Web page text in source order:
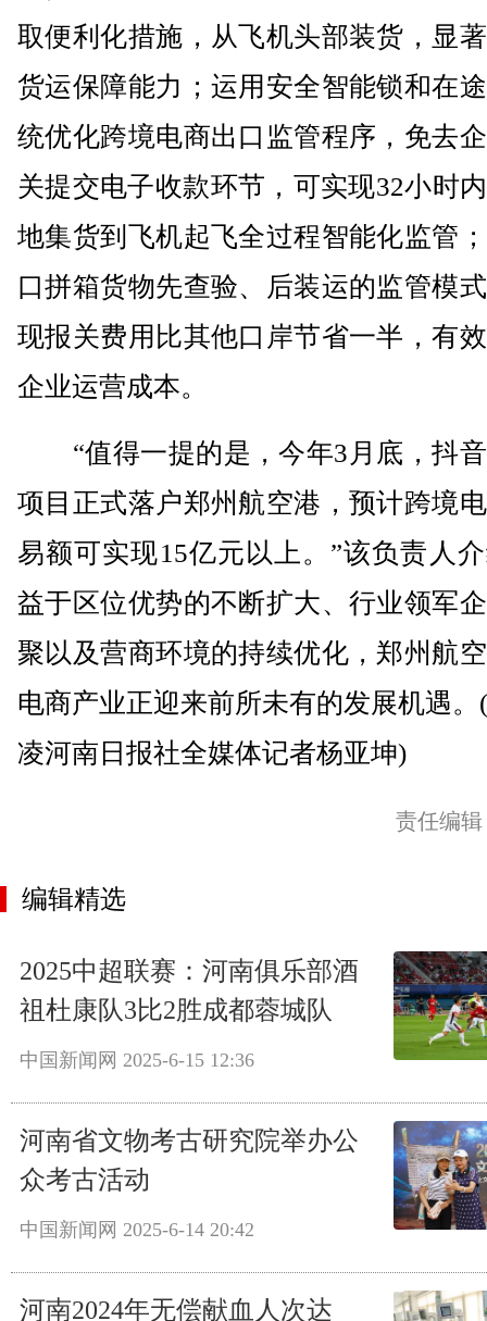
取便利化措施，从飞机头部装货，显
货运保障能力；运用安全智能锁和在
统优化跨境电商出口监管程序，免去
关提交电子收款环节，可实现32小时
地集货到飞机起飞全过程智能化监管
口拼箱货物先查验、后装运的监管模
现报关费用比其他口岸节省一半，有
企业运营成本。
“值得一提的是，今年3月底，抖
项目正式落户郑州航空港，预计跨境
易额可实现15亿元以上。”该负责人
益于区位优势的不断扩大、行业领军
聚以及营商环境的持续优化，郑州航
电商产业正迎来前所未有的发展机遇。
凌河南日报社全媒体记者杨亚坤)
责任编
编辑精选
2025中超联赛：河南俱乐部酒
祖杜康队3比2胜成都蓉城队
中国新闻网 2025-6-15 12:36
河南省文物考古研究院举办公
众考古活动
中国新闻网 2025-6-14 20:42
河南2024年无偿献血人次达